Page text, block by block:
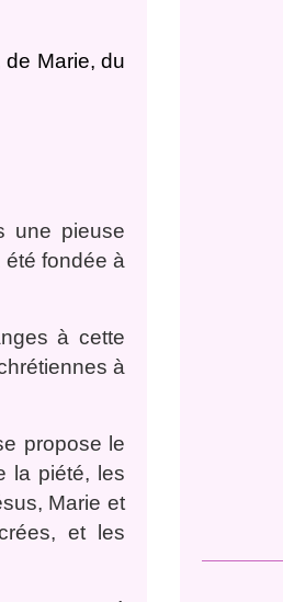
Marie, du
une pieuse
fondée à
à cette
à
propose le
la piété, les
Marie et
et les